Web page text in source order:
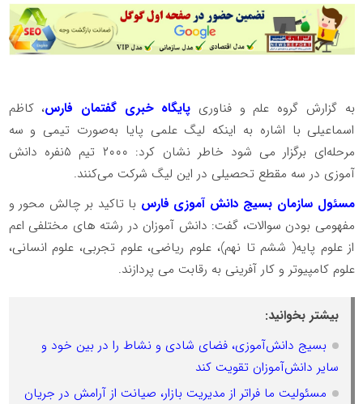
به گزارش گروه علم و فناوری پایگاه خبری گفتمان فارس، کاظم
اسماعیلی با اشاره به اینکه لیگ علمی پایا به‌صورت تیمی و سه
مرحله‌ای برگزار می شود خاطر نشان کرد: ۲۰۰۰ تیم ۵نفره دانش
آموزی در سه مقطع تحصیلی در این لیگ شرکت می‌کنند.
مسئول سازمان بسیج دانش آموزی فارس با تاکید بر چالش محور و
مفهومی بودن سوالات، گفت: دانش آموزان در رشته های مختلفی اعم
از علوم پایه( ششم تا نهم)، علوم ریاضی، علوم تجربی، علوم انسانی،
علوم کامپیوتر و کار آفرینی به رقابت می پردازند.
بیشتر بخوانید:
بسیج دانش‌آموزی، فضای شادی و نشاط را در بین خود و
سایر دانش‌آموزان تقویت کند
مسئولیت ما فراتر از مدیریت بازار، صیانت از آرامش در جریان